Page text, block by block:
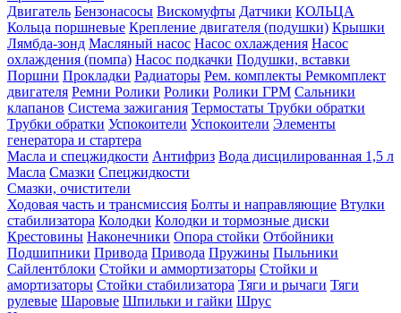
Двигатель Бензонасосы Вискомуфты Датчики КОЛЬЦА
Кольца поршневые Крепление двигателя (подушки) Крышки
Лямбда-зонд Масляный насос Насос охлаждения Насос
охлаждения (помпа) Насос подкачки Подушки, вставки
Поршни Прокладки Радиаторы Рем. комплекты Ремкомплект
двигателя Ремни Ролики Ролики Ролики ГРМ Сальники
клапанов Система зажигания Термостаты Трубки обратки
Трубки обратки Успокоители Успокоители Элементы
генератора и стартера
Масла и спецжидкости Антифриз Вода дисцилированная 1,5 л
Масла Смазки Спецжидкости
Смазки, очистители
Ходовая часть и трансмиссия Болты и направляющие Втулки
стабилизатора Колодки Колодки и тормозные диски
Крестовины Наконечники Опора стойки Отбойники
Подшипники Привода Привода Пружины Пыльники
Сайлентблоки Стойки и аммортизаторы Стойки и
амортизаторы Стойки стабилизатора Тяги и рычаги Тяги
рулевые Шаровые Шпильки и гайки Шрус